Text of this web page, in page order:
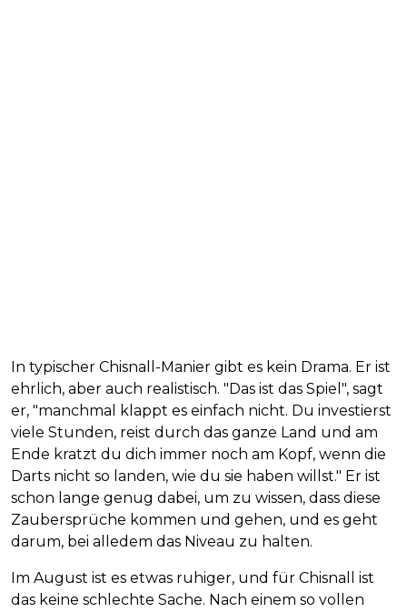
In typischer Chisnall-Manier gibt es kein Drama. Er ist
ehrlich, aber auch realistisch. "Das ist das Spiel", sagt
er, "manchmal klappt es einfach nicht. Du investierst
viele Stunden, reist durch das ganze Land und am
Ende kratzt du dich immer noch am Kopf, wenn die
Darts nicht so landen, wie du sie haben willst." Er ist
schon lange genug dabei, um zu wissen, dass diese
Zaubersprüche kommen und gehen, und es geht
darum, bei alledem das Niveau zu halten.
Im August ist es etwas ruhiger, und für Chisnall ist
das keine schlechte Sache. Nach einem so vollen